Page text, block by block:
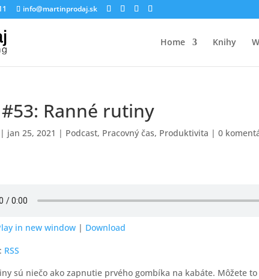
info@martinprodaj.sk
Home Knihy
#53: Ranné rutiny
| jan 25, 2021 | Podcast, Pracovný čas, Produktivita |0
in new window | Download
RSS
sú niečo ako zapnutie prvého gombíka na kabáte. Môžete